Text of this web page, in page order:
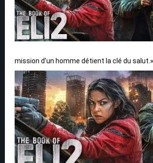
mission d’un homme détient la clé du salut.»